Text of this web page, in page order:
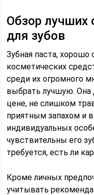
Обзор лучших
для зубов
Зубная паста,
косметических
среди их огромного
выбрать лучшую.
цене, не слишком
приятным запахом и
индивидуальных
чувствительны его
требуется, есть ли
Кроме личных
учитывать